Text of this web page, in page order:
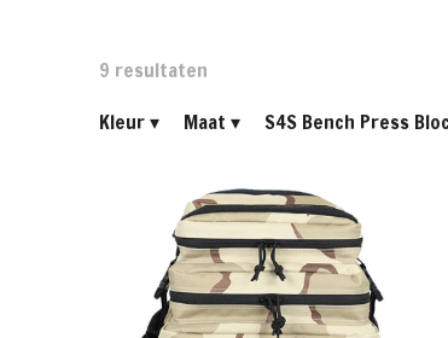
9 resultaten
Kleur▾ Maat ▾ S4S Bench Press